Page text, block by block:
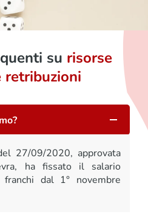
su risorse
retribuzioni
27/09/2020, approvata
ha fissato il salario
dal 1° novembre